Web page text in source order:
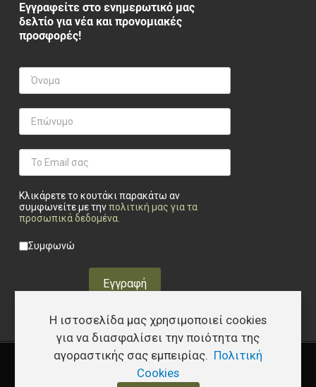
Εγγραφείτε στο ενημερωτικό μας
δελτίο για νέα και προνομιακές
προσφορές!
Κλικάρετε το κουτάκι παρακάτω αν
συμφωνείτε με τηνπολιτική μας για τα
προσωπικά δεδομένα.
Privacy checkbox
Συμφωνώ
Εγγραφή
Η ιστοσελίδα μας χρησιμοποιεί cookies
για να διασφαλίσει την ποιότητα της
αγοραστικής σας εμπειρίας. Πολιτική
Cookies